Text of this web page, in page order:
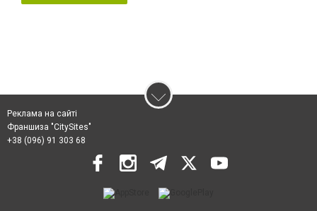
Реклама на сайті
Франшиза "CitySites"
+38 (096) 91 303 68